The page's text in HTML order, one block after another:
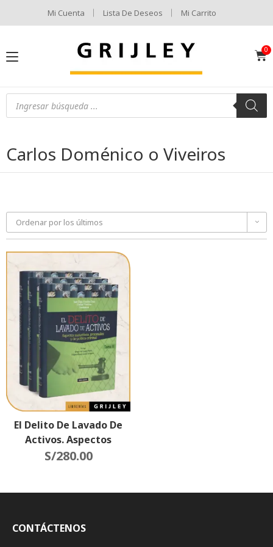
Mi Cuenta Lista De Deseos Mi Carrito
Carlos Doménico o Viveiros
Ordenar por los últimos
El Delito De Lavado De
Activos. Aspectos
Sustantivos, Procesales
S/280.00
CONTÁCTENOS